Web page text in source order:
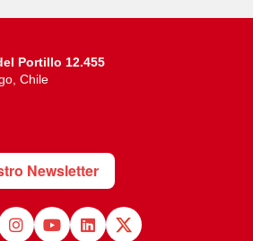
Portillo 12.455
Chile
Newsletter